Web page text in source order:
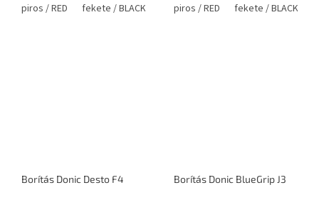
csillag.
piros / RED fekete / BLACK piros / RED fekete / BLACK
Borítás Donic Desto F4 Borítás Donic BlueGrip J3